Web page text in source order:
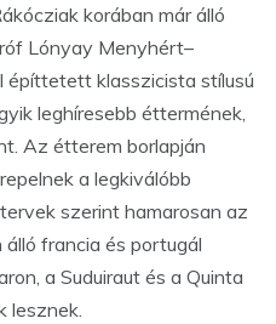
korában már álló
Lónyay Menyhért–
építtetett klasszicista stílusú
leghíresebb éttermének,
Az étterem borlapján
a legkiválóbb
szerint hamarosan az
francia és portugál
a Suduiraut és a Quinta
lesznek.